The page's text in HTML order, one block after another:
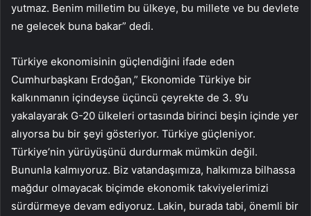
yutmaz. Benim milletim bu ülkeye, bu millete ve bu devlete
ne gelecek buna bakar” dedi.
Türkiye ekonomisinin güçlendiğini ifade eden
Cumhurbaşkanı Erdoğan,” Ekonomide Türkiye bir
kalkınmanın içindeyse üçüncü çeyrekte de 3. 9’u
yakalayarak G-20 ülkeleri ortasında birinci beşin içinde yer
alıyorsa bu bir şeyi gösteriyor. Türkiye güçleniyor.
Türkiye’nin yürüyüşünü durdurmak mümkün değil.
Bununla kalmıyoruz. Biz vatandaşımıza, halkımıza bilhassa
mağdur olmayacak biçimde ekonomik takviyelerimizi
sürdürmeye devam ediyoruz. Lakin, burada tabi, önemli bir